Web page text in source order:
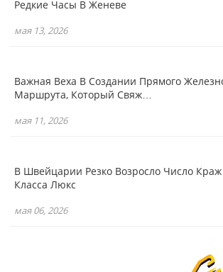
Редкие Часы В Женеве
мая 13, 2026
Важная Веха В Создании Прямого
Маршрута, Который Свяж…
мая 11, 2026
В Швейцарии Резко Возросло Число
Класса Люкс
мая 06, 2026